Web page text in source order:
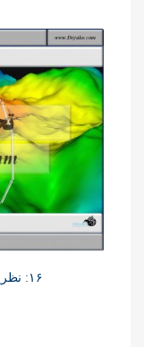
۱۶: نظریه دوگان در مدل ریاضی خطی